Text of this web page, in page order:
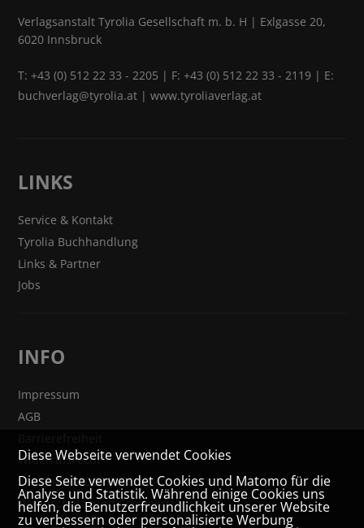
Verlagsanstalt Tyrolia Gesellschaft m. b. H | Exlgasse 20,
6020 Innsbruck
T:+43 (0) 512 22 33 - 2205 | F: +43 (0) 512 22 33 - 2119 | E:
buchverlag@tyrolia.at |www.tyroliaverlag.at
LINKS
Service & Kontakt
Tyrolia Buchhandlung
Links & Partner
Jobs
INFO
Impressum
AGB
Widerrufsrecht
VERTRAG WIDERRUFEN
Datenschutz- und Cookieerklärung
Diese Webseite verwendet Cookies
Diese Seite verwendet Cookies und Matomo für die
Analyse und Statistik. Während einige Cookies uns
helfen, die Benutzerfreundlichkeit unserer Website
zu verbessern oder personalisierte Werbung